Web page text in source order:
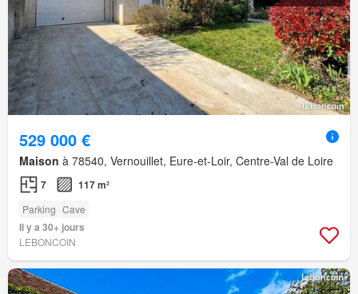
529 000 €
Maison à 78540, Vernouillet, Eure-et-Loir, Centre-Val de Loire
7 117 m²
Parking Cave
Il y a 30+ jours
LEBONCOIN